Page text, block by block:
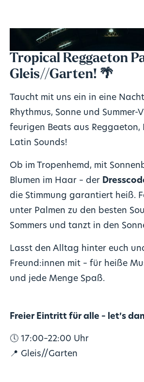
Tropical Reggaeton
Gleis//Garten! 🌴
Taucht mit uns ein in eine
Rhythmus, Sonne und Summer-
feurigen Beats aus Reggaeton,
Latin Sounds!
Ob im Tropenhemd, mit
Blumen im Haar – der
die Stimmung garantiert heiß.
unter Palmen zu den besten
Sommers und tanzt in den
Lasst den Alltag hinter euch
Freund:innen mit – für heiße
und jede Menge Spaß.
Freier Eintritt für alle – let’s
🕔 17:00–22:00 Uhr
📍 Gleis//Garten